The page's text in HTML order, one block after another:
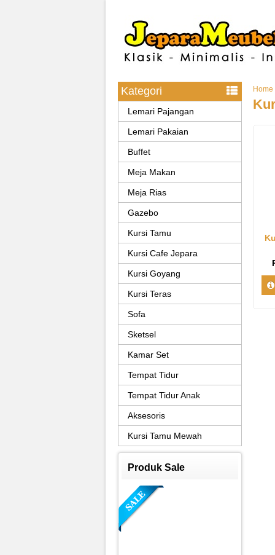
Home
Kategori
Lemari Pajangan
Lemari Pakaian
Buffet
Meja Makan
Meja Rias
Gazebo
Kursi Tamu
Kursi Cafe Jepara
Kursi Goyang
Kursi Teras
Sofa
Sketsel
Kamar Set
Tempat Tidur
Tempat Tidur Anak
Aksesoris
Kursi Tamu Mewah
Produk Sale